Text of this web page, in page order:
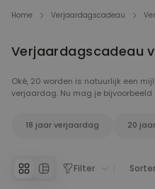
Gegraveerd
16,99 €
Home Verjaardagscadeau
Verjaardagscadeau
Oké, 20 worden is natuurlijk een
verjaardag. Nu mag je bijvoorbeeld
bierbrouwset tot lichtgevende
18 jaar verjaardag 20
Filter